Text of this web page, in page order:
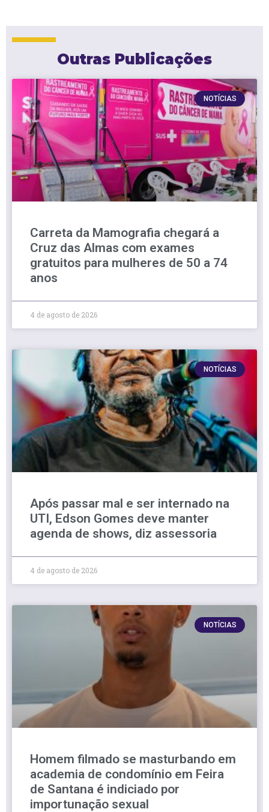
Outras Publicações
NOTÍCIAS
Carreta da Mamografia chegará a
Cruz das Almas com exames
gratuitos para mulheres de 50 a 74
anos
4 de agosto de 2026
NOTÍCIAS
Após passar mal e ser internado na
UTI, Edson Gomes deve manter
agenda de shows, diz assessoria
4 de agosto de 2026
NOTÍCIAS
Homem filmado se masturbando em
academia de condomínio em Feira
de Santana é indiciado por
importunação sexual